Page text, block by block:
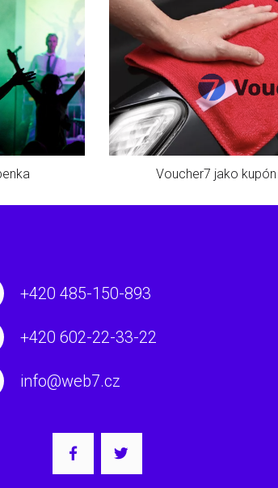
Voucher7 jako
+420 485-150-893
+420 602-22-33-22
info@web7.cz